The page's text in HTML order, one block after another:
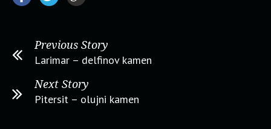
Previous Story
Larimar – delfinov kamen
Next Story
Pitersit – olujni kamen